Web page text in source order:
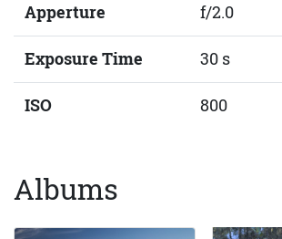
Apperture f/2.0
Exposure Time 30 s
ISO 800
Albums